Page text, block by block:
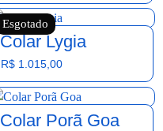
Esgotado
Colar Lygia
R$ 1.015,00
Colar Porã Goa